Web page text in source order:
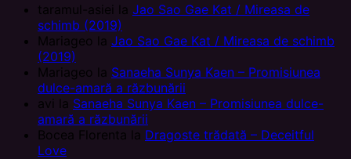
taramul-asiei
la Jao Sao Gae Kat / Mireasa de
schimb (2019)
Mariageo la Jao Sao Gae Kat / Mireasa de schimb
(2019)
Mariageo la Sanaeha Sunya Kaen – Promisiunea
dulce-amară a răzbunării
avi
la Sanaeha Sunya Kaen – Promisiunea dulce-
amară a răzbunării
Bocea Florenta la Dragoste trădată – Deceitful
Love